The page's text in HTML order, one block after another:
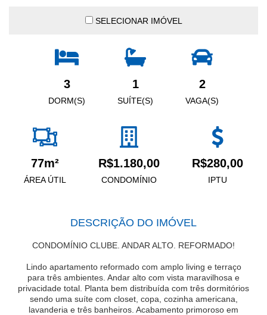
SELECIONAR IMÓVEL
3
DORM(S)
1
SUÍTE(S)
2
VAGA(S)
77m²
ÁREA ÚTIL
R$1.180,00
CONDOMÍNIO
R$280,00
IPTU
DESCRIÇÃO DO IMÓVEL
CONDOMÍNIO CLUBE. ANDAR ALTO. REFORMADO!
Lindo apartamento reformado com amplo living e terraço
para três ambientes. Andar alto com vista maravilhosa e
privacidade total. Planta bem distribuída com três dormitórios
sendo uma suíte com closet, copa, cozinha americana,
lavanderia e três banheiros. Acabamento primoroso em